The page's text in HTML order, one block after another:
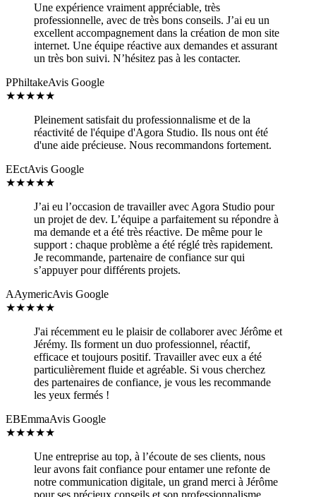
Une expérience vraiment appréciable, très
professionnelle, avec de très bons conseils. J’ai eu un
excellent accompagnement dans la création de mon site
internet. Une équipe réactive aux demandes et assurant
un très bon suivi. N’hésitez pas à les contacter.
PPhiltakeAvis Google
★★★★★
Pleinement satisfait du professionnalisme et de la
réactivité de l'équipe d'Agora Studio. Ils nous ont été
d'une aide précieuse. Nous recommandons fortement.
EEctAvis Google
★★★★★
J’ai eu l’occasion de travailler avec Agora Studio pour
un projet de dev. L’équipe a parfaitement su répondre à
ma demande et a été très réactive. De même pour le
support : chaque problème a été réglé très rapidement.
Je recommande, partenaire de confiance sur qui
s’appuyer pour différents projets.
AAymericAvis Google
★★★★★
J'ai récemment eu le plaisir de collaborer avec Jérôme et
Jérémy. Ils forment un duo professionnel, réactif,
efficace et toujours positif. Travailler avec eux a été
particulièrement fluide et agréable. Si vous cherchez
des partenaires de confiance, je vous les recommande
les yeux fermés !
EBEmmaAvis Google
★★★★★
Une entreprise au top, à l’écoute de ses clients, nous
leur avons fait confiance pour entamer une refonte de
notre communication digitale, un grand merci à Jérôme
pour ses précieux conseils et son professionnalisme